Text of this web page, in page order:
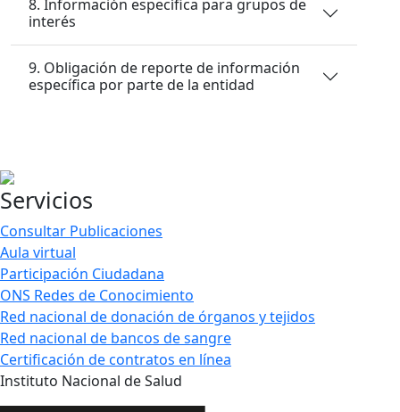
8. Información específica para grupos de
interés
9. Obligación de reporte de información
específica por parte de la entidad
Servicios
Consultar Publicaciones
Aula virtual
Participación Ciudadana
ONS Redes de Conocimiento
Red nacional de donación de órganos y tejidos
Red nacional de bancos de sangre
Certificación de contratos en línea
Instituto Nacional de Salud